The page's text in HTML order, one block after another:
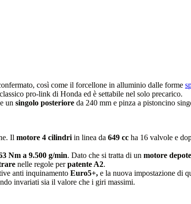
così come il forcellone in alluminio dalle forme
pro-link di Honda ed è settabile nel solo precarico.
un singolo posteriore da 240 mm e pinza a pistoncino
Il motore 4 cilindri in linea da 649 cc ha 16 valvole e
Nm a 9.500 g/min. Dato che si tratta di un motore
nelle regole perpatente A2.
anti inquinamento Euro5+, e la nuova impostazione di
invariati sia il valore che i giri massimi.